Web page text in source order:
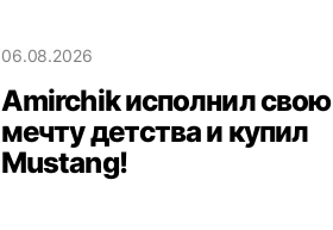
06.08.2026
Amirchik исполнил свою
мечту детства и купил
Mustang!